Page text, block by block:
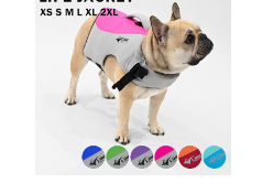
ダード パンティー5677922
【水沐良品】